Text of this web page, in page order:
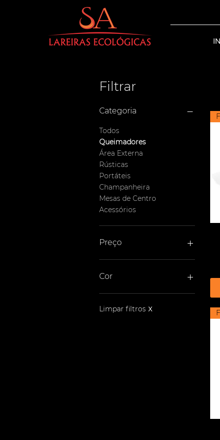
Filtrar
Categoria
Todos
Queimadores
Área Externa
Rústicas
Portáteis
Champanheira
Mesas de Centro
Acessórios
Preço
R$ 18
Cor
Limpar filtros X